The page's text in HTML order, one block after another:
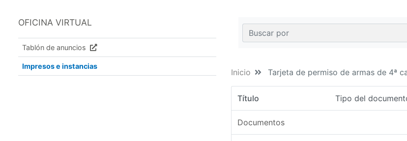
OFICINA VIRTUAL
Tablón de anuncios
Impresos e instancias
Inicio Tarjeta de permiso de armas de 4ª
Título Tipo del
Documentos